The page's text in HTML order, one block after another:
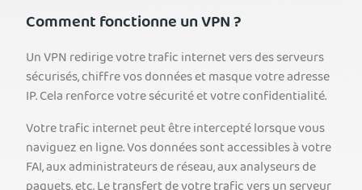
Comment fonctionne un VPN ?
Un VPN redirige votre trafic internet vers des serveurs
sécurisés, chiffre vos données et masque votre adresse
IP. Cela renforce votre sécurité et votre confidentialité.
Votre trafic internet peut être intercepté lorsque vous
naviguez en ligne. Vos données sont accessibles à votre
FAI, aux administrateurs de réseau, aux analyseurs de